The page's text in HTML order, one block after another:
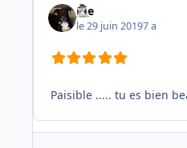
Joe
le 29 juin 20197 a
Paisible ..... tu es bien